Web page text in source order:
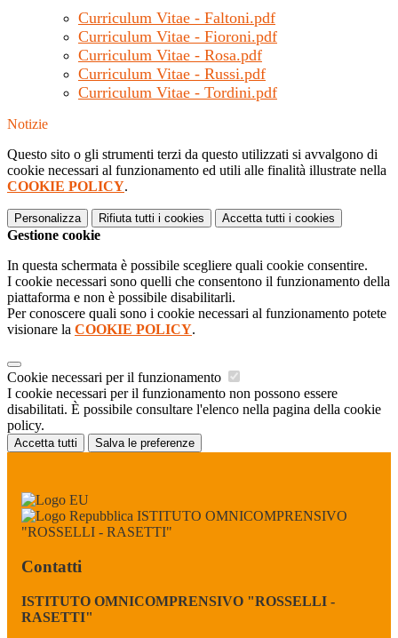
Curriculum Vitae - Faltoni.pdf
Curriculum Vitae - Fioroni.pdf
Curriculum Vitae - Rosa.pdf
Curriculum Vitae - Russi.pdf
Curriculum Vitae - Tordini.pdf
Notizie
Questo sito o gli strumenti terzi da questo utilizzati si avvalgono di
cookie necessari al funzionamento ed utili alle finalità illustrate nella
COOKIE POLICY.
Personalizza Rifiuta tutti i cookies Accetta tutti i cookies
Gestione cookie
In questa schermata è possibile scegliere quali cookie consentire.
I cookie necessari sono quelli che consentono il funzionamento della
piattaforma e non è possibile disabilitarli.
Per conoscere quali sono i cookie necessari al funzionamento potete
visionare la COOKIE POLICY.
Cookie necessari per il funzionamento
I cookie necessari per il funzionamento non possono essere
disabilitati. È possibile consultare l'elenco nella pagina della cookie
policy.
Accetta tutti Salva le preferenze
ISTITUTO OMNICOMPRENSIVO
"ROSSELLI - RASETTI"
Contatti
ISTITUTO OMNICOMPRENSIVO "ROSSELLI -
RASETTI"